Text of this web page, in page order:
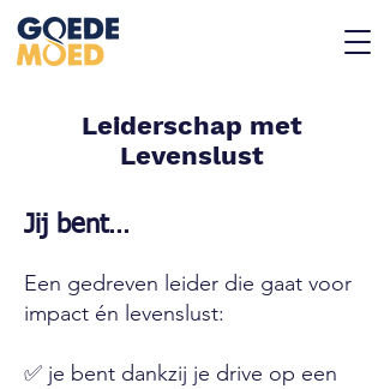
Leiderschap met
Levenslust
Jij bent…
Een gedreven leider die gaat voor
impact én levenslust:
✅ je bent dankzij je drive op een